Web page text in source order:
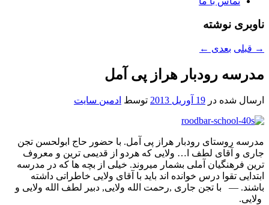
ناوبری نوشته
→ قبلی بعدی ←
مدرسه رودبار هراز پی آمل
ارسال شده در 19 آوریل 2013 توسط ادمین سایت
مدرسه روستای رودبار هراز پی آمل. با حضور حاج ابولحسن تجن
جاری و آقای لطف ا… ولایی که هردو از قدیمی ترین و معروف
ترین فرهنگیان آملی بشمار میروند. خیلی از بچه ها که در مدرسه
ابتدایی تقوا درس خوانده اند باید با آقای ولایی خاطراتی داشته
باشند. — ‎ با تجن
جاری ‎, ‎‎رحمت الله ولایی‎, دبیر لطف الله ولایی و
ولایی‎‎.‎